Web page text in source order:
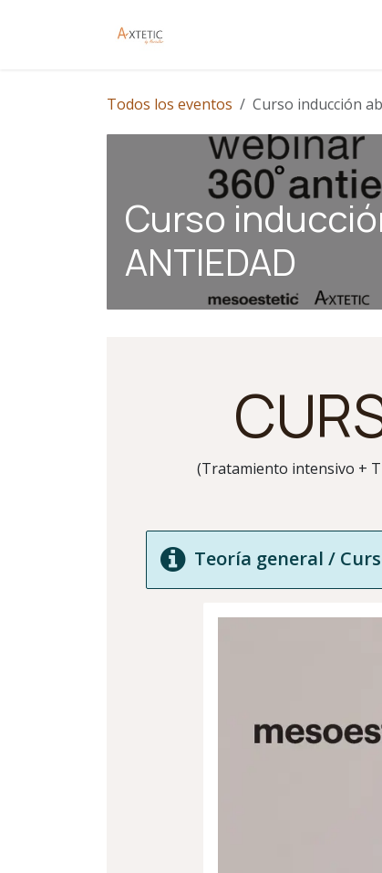
Todos los eventos Curso inducción
Curso
ANTIEDAD
(Tratamiento intensivo +
Teoría general /